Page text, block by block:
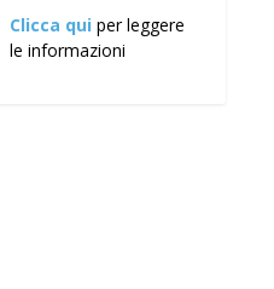
Clicca qui per leggere
le informazioni